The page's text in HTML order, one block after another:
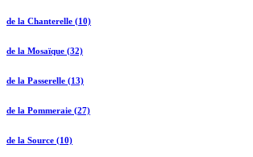
de la Chanterelle (10)
de la Mosaïque (32)
de la Passerelle (13)
de la Pommeraie (27)
de la Source (10)